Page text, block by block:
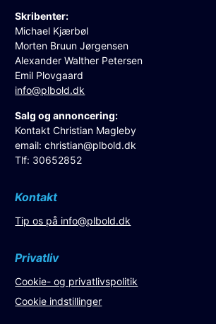
Skribenter:
Michael Kjærbøl
Morten Bruun Jørgensen
Alexander Walther Petersen
Emil Plovgaard
info@plbold.dk
Salg og annoncering:
Kontakt Christian Magleby
email:christian@plbold.dk
Tlf: 30652852
Kontakt
Tip os på info@plbold.dk
Privatliv
Cookie- og privatlivspolitik
Cookie indstillinger